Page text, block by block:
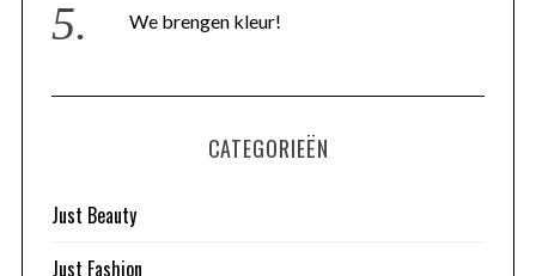
We brengen kleur!
CATEGORIEËN
Just Beauty
Just Fashion